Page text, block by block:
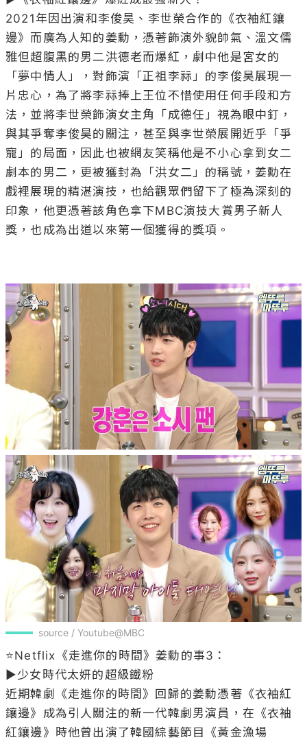
2021年因出演和李俊昊、李世榮合作的《衣袖紅鑲
邊》而廣為人知的姜勳，憑著飾演外貌帥氣、溫文儒
雅但超腹黑的男二洪德老而爆紅，劇中他是宮女的
「夢中情人」，對飾演「正祖李祘」的李俊昊展現一
片忠心，為了將李祘捧上王位不惜使用任何手段和方
法，並將李世榮飾演女主角「成德任」視為眼中釘，
與其爭奪李俊昊的關注，甚至與李世榮展開近乎「爭
寵」的局面，因此也被網友笑稱他是不小心拿到女二
劇本的男二，更被獲封為「洪女二」的稱號，姜勳在
戲裡展現的精湛演技，也給觀眾們留下了極為深刻的
印象，他更憑著該角色拿下MBC演技大賞男子新人
獎，也成為出道以來第一個獲得的獎項。
source / Youtube@MBC
⭐Netflix《走進你的時間》姜勳的事3：
▶少女時代太妍的超級鐵粉
近期韓劇《走進你的時間》回歸的姜勳憑著《衣袖紅
鑲邊》成為引人關注的新一代韓劇男演員，在《衣袖
紅鑲邊》時他曾出演了韓國綜藝節目《黃金漁場